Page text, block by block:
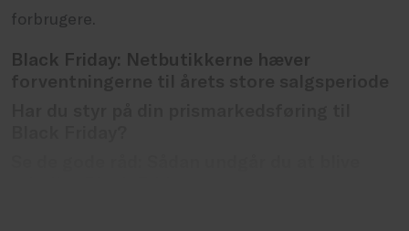
forbrugere.
Black Friday: Netbutikkerne hæver